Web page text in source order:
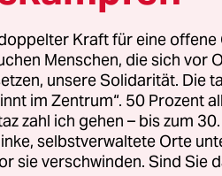
muss die zuständige
Svenja Schulze,
ihr Haus laut Entwurf
von Fluchtursachen
von Hunger
kommunale und
Euro weniger
Kraft für eine offene
Menschen, die sich vor
unsere Solidarität. Die
im Zentrum“. 50 Prozent
zahl ich gehen – bis zum
selbstverwaltete Orte
sie verschwinden. Sind Sie